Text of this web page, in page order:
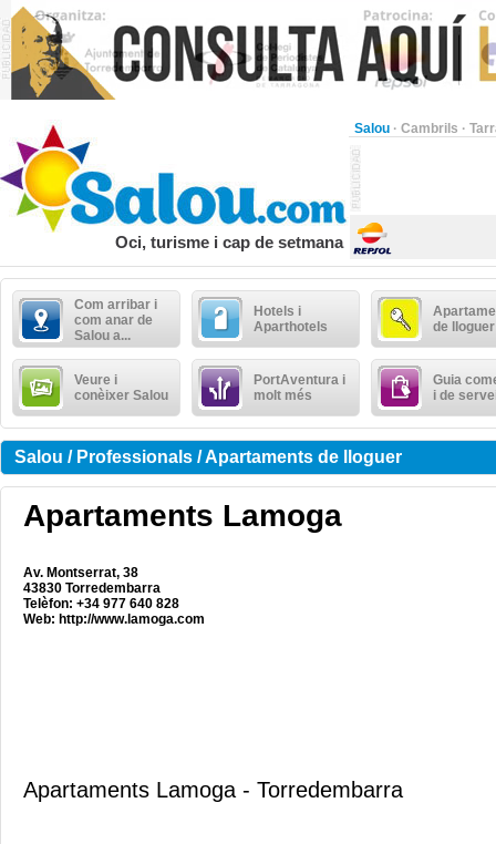
Salou · Cambrils ·
Oci, turisme i cap de setmana
Com arribar i
com anar de
Salou a...
Hotels i
Aparthotels
de lloguer
Veure i
conèixer Salou
PortAventura i
molt més
Guia
i de
Salou / Professionals / Apartaments de lloguer
Apartaments Lamoga
Av. Montserrat, 38
43830 Torredembarra
Telèfon: +34 977 640 828
Web: http://www.lamoga.com
Apartaments Lamoga - Torredembarra